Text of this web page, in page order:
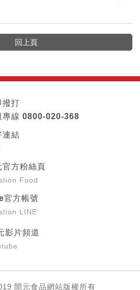
回上頁
撥打
專線 0800-020-368
連結
官方粉絲頁
Food
官方帳號
LINE
影片頻道
開元食品網站版權所有